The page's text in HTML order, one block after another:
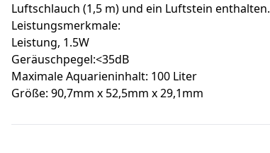
Luftschlauch (1,5 m) und ein Luftstein enthalten.
Leistungsmerkmale:
Leistung, 1.5W
Geräuschpegel:<35dB
Maximale Aquarieninhalt: 100 Liter
Größe: 90,7mm x 52,5mm x 29,1mm